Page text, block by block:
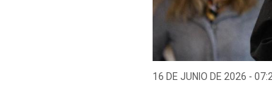
16 DE JUNIO DE 2026 -